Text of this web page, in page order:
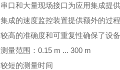
串口和大量现场接口为应用集成提
集成的速度监控装置提供额外的过
较高的准确度和可重复性确保了设
测量范围： 0.15 m ... 300 m
较短的测量时间